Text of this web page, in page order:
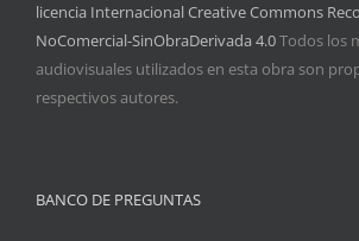
licencia Internacional Creative Commons
NoComercial-SinObraDerivada 4.0Todos los
audiovisuales utilizados en esta obra son
respectivos autores.
BANCO DE PREGUNTAS